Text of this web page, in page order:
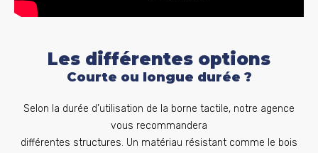
Les différentes options
Courte ou longue durée ?
Selon la durée d’utilisation de la borne tactile, notre agence
vous recommandera
différentes structures. Un matériau résistant comme le bois